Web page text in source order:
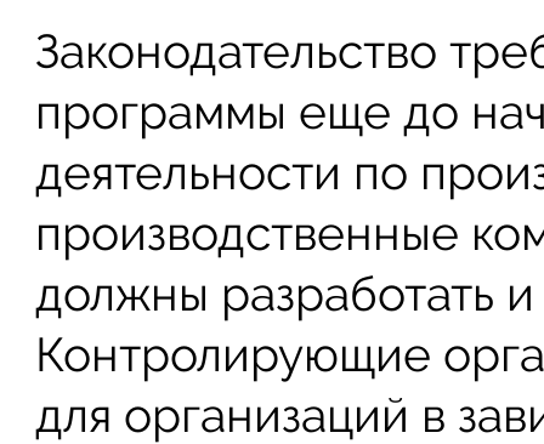
Законодательство
программы еще до
деятельности по
производственные
должны разработать
Контролирующие
для организаций в